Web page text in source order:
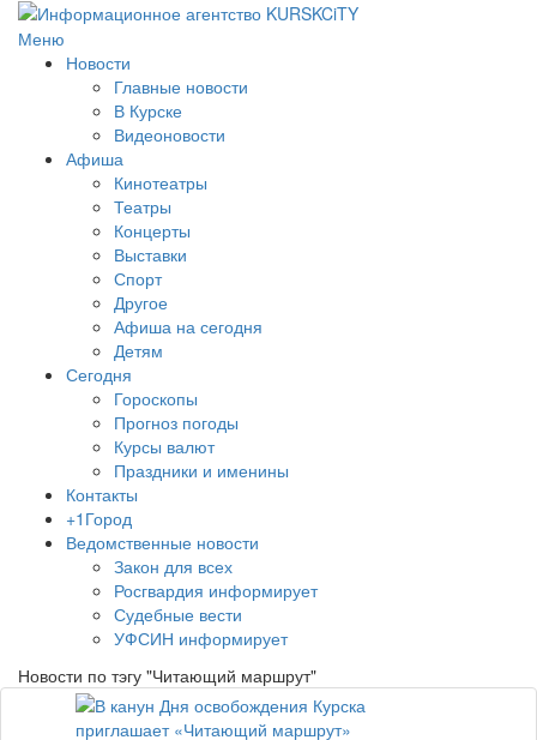
Меню
Новости
Главные новости
В Курске
Видеоновости
Афиша
Кинотеатры
Театры
Концерты
Выставки
Спорт
Другое
Афиша на сегодня
Детям
Сегодня
Гороскопы
Прогноз погоды
Курсы валют
Праздники и именины
Контакты
+1Город
Ведомственные новости
Закон для всех
Росгвардия информирует
Судебные вести
УФСИН информирует
Новости по тэгу "Читающий маршрут"